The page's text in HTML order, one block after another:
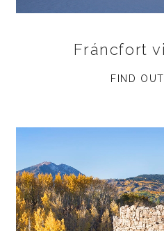
Fráncfort
FIND